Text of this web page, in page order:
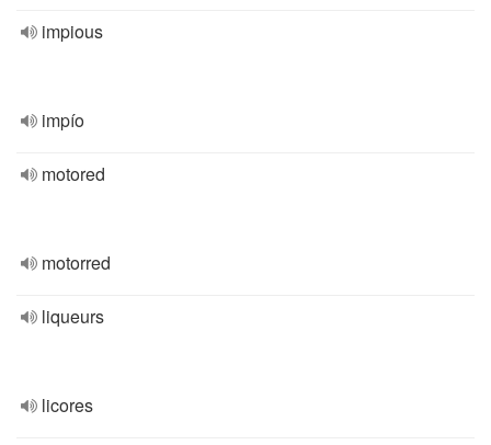
impious
impío
motored
motorred
liqueurs
licores